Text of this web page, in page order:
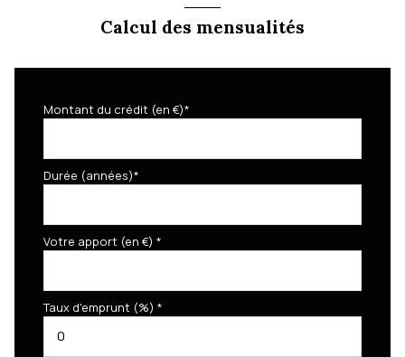
Calcul des mensualités
Montant du crédit (en €)*
Durée (années)*
Votre apport (en €) *
Taux d'emprunt (%) *